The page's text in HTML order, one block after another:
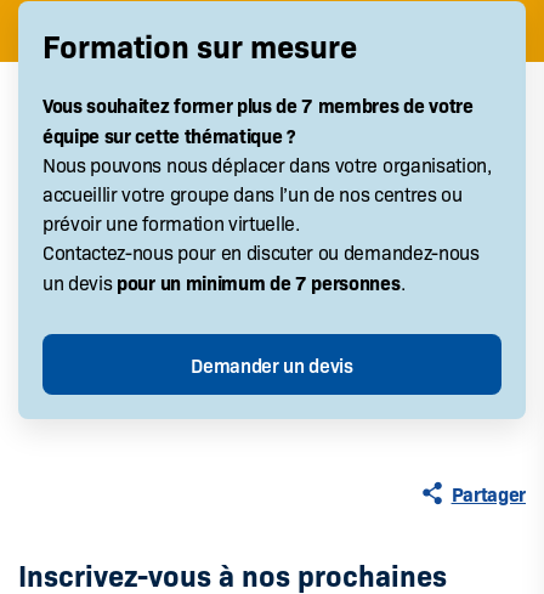
Formation sur mesure
Vous souhaitez former plus de 7 membres de votre
équipe sur cette thématique ?
Nous pouvons nous déplacer dans votre organisation,
accueillir votre groupe dans l’un de nos centres ou
prévoir une formation virtuelle.
Contactez-nous pour en discuter ou demandez-nous
un devispour un minimum de 7 personnes.
Inscrivez-vous à nos prochaines
Partager